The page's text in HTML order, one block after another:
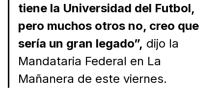
tiene la Universidad del Futbol,
pero muchos otros no, creo que
sería un gran legado”, dijo la
Mandataria Federal en La
Mañanera de este viernes.